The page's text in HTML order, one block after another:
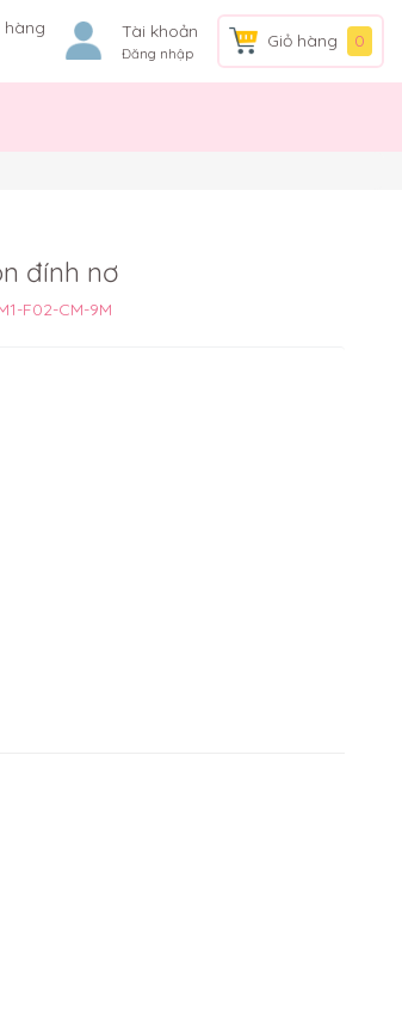
hàng
Tài khoản
Đăng nhập
Giỏ hàng 0
đính nơ
F02-CM-9M